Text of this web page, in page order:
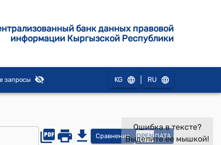
банк данных правовой
информации Кыргызской Республики
запросы KG RU
Сравнение OPEN DATA
Ошибка в тексте?
Выделите ее мышкой!